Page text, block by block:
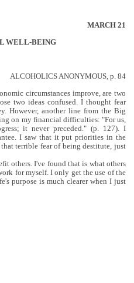
MARCH 21
WELL-BEING
ALCOHOLICS ANONYMOUS, p. 84
circumstances improve, are two
two ideas confused. I thought fear
However, another line from the Big
on my financial difficulties: "For us,
it never preceded." (p. 127). I
I saw that it put priorities in the
terrible fear of being destitute, just
others. I've found that is what others
for myself. I only get the use of the
purpose is much clearer when I just